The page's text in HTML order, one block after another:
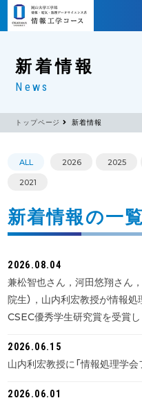
新着情報
News
トップページ 新着情報
ALL 2026 2025
2021
新着情報の一覧
2026.08.04
兼松智也さん，河田悠翔さん
院生），山内利宏教授が情報
CSEC優秀学生研究賞を受賞し
2026.06.15
山内利宏教授に「情報処理学
2026.06.01